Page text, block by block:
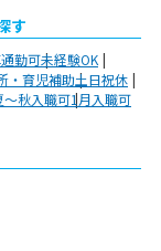
す
勤可未経験OK
・育児補助土日祝休
～秋入職可1月入職可